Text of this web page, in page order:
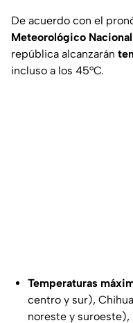
De acuerdo con el
Meteorológico
república alcanzarán
incluso a los 45°C.
Temperaturas
centro y sur),
noreste y